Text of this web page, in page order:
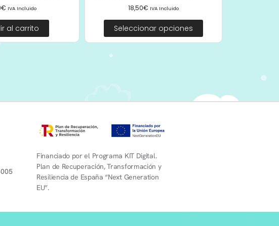
€ IVA Incluido
al carrito
18,50€ IVA Incluido
Seleccionar opciones
Financiado por el Programa KIT Digital.
Plan de Recuperación, Transformación y
Resiliencia de España “Next Generation
EU”.